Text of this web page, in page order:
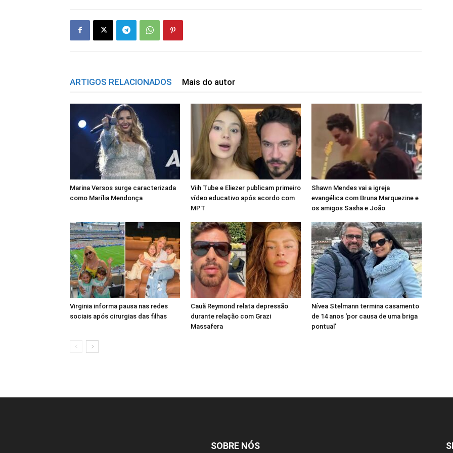
ARTIGOS RELACIONADOS Mais do autor
Marina Versos surge caracterizada
como Marília Mendonça
Viih Tube e Eliezer publicam primeiro
vídeo educativo após acordo com
MPT
Shawn Mendes vai a igreja
evangélica com Bruna Marquezine e
os amigos Sasha e João
Virginia informa pausa nas redes
sociais após cirurgias das filhas
Cauã Reymond relata depressão
durante relação com Grazi
Massafera
Nívea Stelmann termina casamento
de 14 anos ‘por causa de uma briga
pontual’
SOBRE NÓS